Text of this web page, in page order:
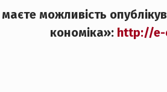
можливість
кономіка»: http://e-